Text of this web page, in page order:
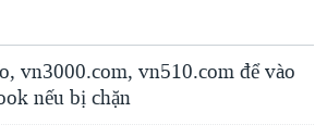
vn3000.com, vn510.com để vào
nếu bị chặn